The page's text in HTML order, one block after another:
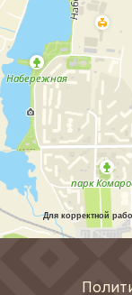
Для корректной